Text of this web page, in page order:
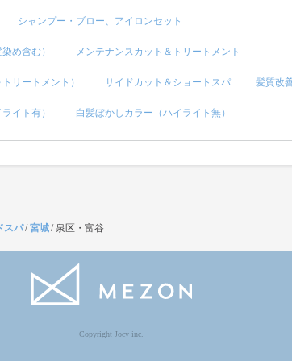
シャンプー・ブロー、アイロンセット
め含む） メンテナンスカット＆トリートメント
リートメント） サイドカット＆ショートスパ 髪質改
イト有） 白髪ぼかしカラー（ハイライト無）
スパ/宮城/ 泉区・富谷
Copyright Jocy inc.